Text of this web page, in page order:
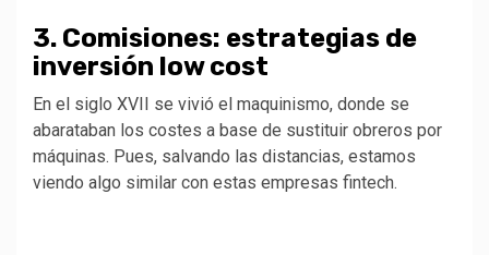
3. Comisiones: estrategias de
inversión low cost
En el siglo XVII se vivió el maquinismo, donde se
abarataban los costes a base de sustituir obreros por
máquinas. Pues, salvando las distancias, estamos
viendo algo similar con estas empresas fintech.